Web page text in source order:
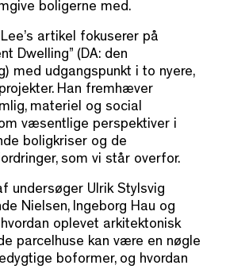
boligerne med.
artikel fokuserer på
Dwelling” (DA: den
med udgangspunkt i to nyere,
Han fremhæver
materiel og social
væsentlige perspektiver i
boligkriser og de
som vi står overfor.
undersøger Ulrik Stylsvig
Nielsen, Ingeborg Hau og
oplevet arkitektonisk
parcelhuse kan være en nøgle
boformer, og hvordan